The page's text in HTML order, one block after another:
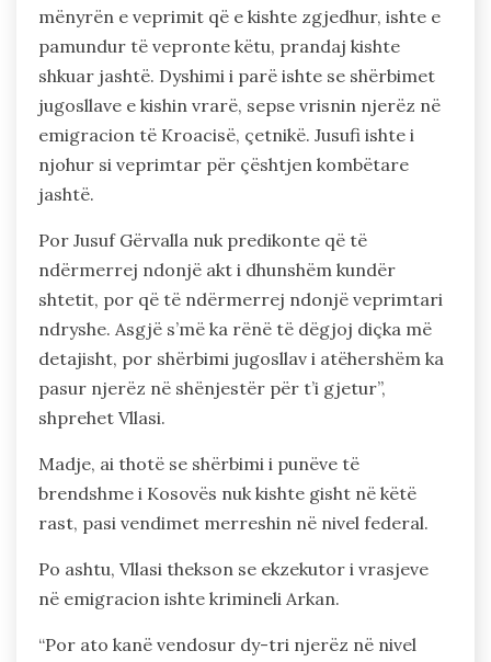
mënyrën e veprimit që e kishte zgjedhur, ishte e
pamundur të vepronte këtu, prandaj kishte
shkuar jashtë. Dyshimi i parë ishte se shërbimet
jugosllave e kishin vrarë, sepse vrisnin njerëz në
emigracion të Kroacisë, çetnikë. Jusufi ishte i
njohur si veprimtar për çështjen kombëtare
jashtë.
Por Jusuf Gërvalla nuk predikonte që të
ndërmerrej ndonjë akt i dhunshëm kundër
shtetit, por që të ndërmerrej ndonjë veprimtari
ndryshe. Asgjë s’më ka rënë të dëgjoj diçka më
detajisht, por shërbimi jugosllav i atëhershëm ka
pasur njerëz në shënjestër për t’i gjetur”,
shprehet Vllasi.
Madje, ai thotë se shërbimi i punëve të
brendshme i Kosovës nuk kishte gisht në këtë
rast, pasi vendimet merreshin në nivel federal.
Po ashtu, Vllasi thekson se ekzekutor i vrasjeve
në emigracion ishte krimineli Arkan.
“Por ato kanë vendosur dy-tri njerëz në nivel